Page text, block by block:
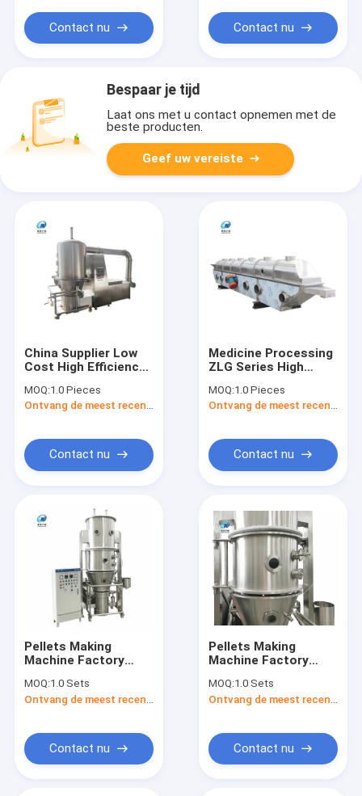
Contact nu Contact nu
Bespaar je tijd
Laat ons met u contact opnemen met de
beste producten.
Geef uw vereiste
China Supplier Low
Cost High Efficiency
Bed Dryer Boiling
Drying Machine For
MOQ:1.0 Pieces
Ontvang de meest recente Prijs
Contact nu
Medicine Processing
ZLG Series High
Continuous Vibrating
Fluid Bed Food Dryer
MOQ:1.0 Pieces
Ontvang de meest recente Prijs
Contact nu
Pellets Making
Machine Factory
Pharmaceutical
Chemical Food One
MOQ:1.0 Sets
Contact nu
Pellets Making
Machine Factory
Pharmaceutical
Chemical Food One
MOQ:1.0 Sets
Contact nu